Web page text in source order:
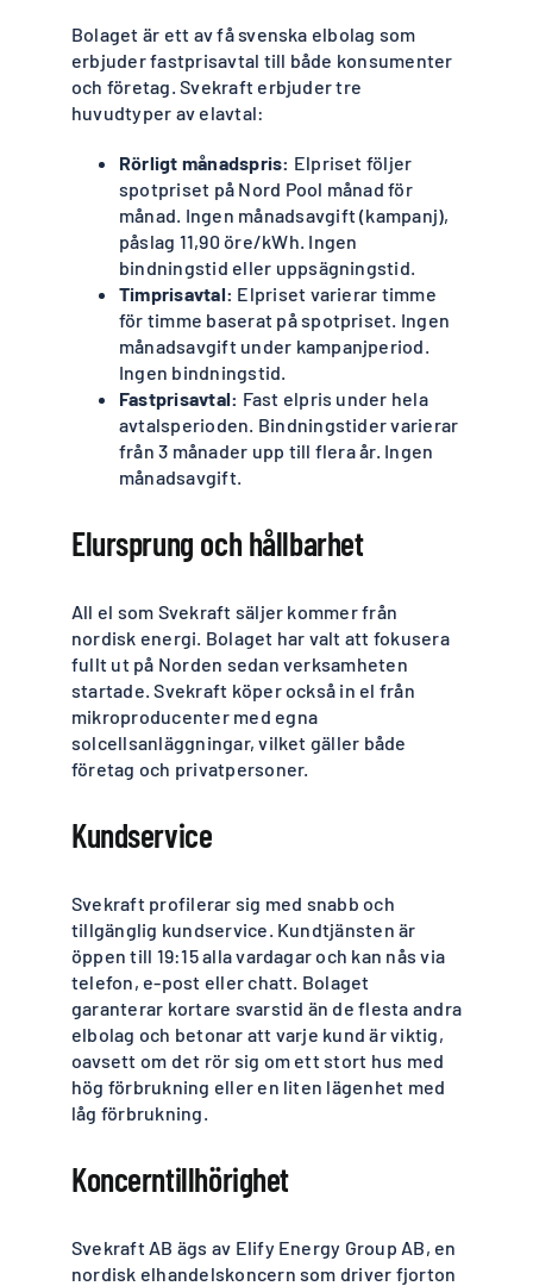
Bolaget är ett av få svenska elbolag som
erbjuder fastprisavtal till både konsumenter
och företag. Svekraft erbjuder tre
huvudtyper av elavtal:
Rörligt månadspris: Elpriset följer
spotpriset på Nord Pool månad för
månad. Ingen månadsavgift (kampanj),
påslag 11,90 öre/kWh. Ingen
bindningstid eller uppsägningstid.
Timprisavtal: Elpriset varierar timme
för timme baserat på spotpriset. Ingen
månadsavgift under kampanjperiod.
Ingen bindningstid.
Fastprisavtal: Fast elpris under hela
avtalsperioden. Bindningstider varierar
från 3 månader upp till flera år. Ingen
månadsavgift.
Elursprung och hållbarhet
All el som Svekraft säljer kommer från
nordisk energi. Bolaget har valt att fokusera
fullt ut på Norden sedan verksamheten
startade. Svekraft köper också in el från
mikroproducenter med egna
solcellsanläggningar, vilket gäller både
företag och privatpersoner.
Kundservice
Svekraft profilerar sig med snabb och
tillgänglig kundservice. Kundtjänsten är
öppen till 19:15 alla vardagar och kan nås via
telefon, e-post eller chatt. Bolaget
garanterar kortare svarstid än de flesta andra
elbolag och betonar att varje kund är viktig,
oavsett om det rör sig om ett stort hus med
hög förbrukning eller en liten lägenhet med
låg förbrukning.
Koncerntillhörighet
Svekraft AB ägs av Elify Energy Group AB, en
nordisk elhandelskoncern som driver fjorton